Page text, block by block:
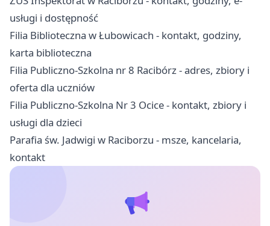
usługi i dostępność
Filia Biblioteczna w Łubowicach - kontakt, godziny,
karta biblioteczna
Filia Publiczno-Szkolna nr 8 Racibórz - adres, zbiory i
oferta dla uczniów
Filia Publiczno-Szkolna Nr 3 Ocice - kontakt, zbiory i
usługi dla dzieci
Parafia św. Jadwigi w Raciborzu - msze, kancelaria,
kontakt